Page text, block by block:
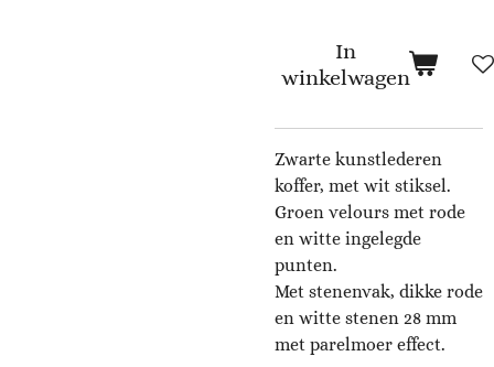
In
winkelwagen
Zwarte kunstlederen
koffer, met wit stiksel.
Groen velours met rode
en witte ingelegde
punten.
Met stenenvak, dikke rode
en witte stenen 28 mm
met parelmoer effect.